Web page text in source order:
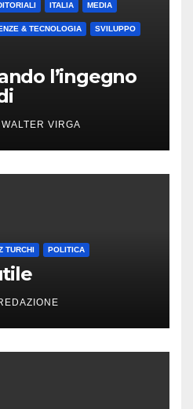
ITALIA MEDIA
& TECNOLOGIA SVILUPPO
l’ingegno
WALTER VIRGA
TURCHI POLITICA